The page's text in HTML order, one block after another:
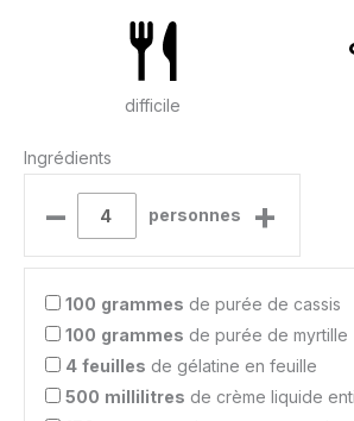
difficile
Ingrédients
– personnes +
100 grammes de purée de cassis
100 grammes de purée de myrtille
4 feuilles de gélatine en feuille
500 millilitres de crème liquide